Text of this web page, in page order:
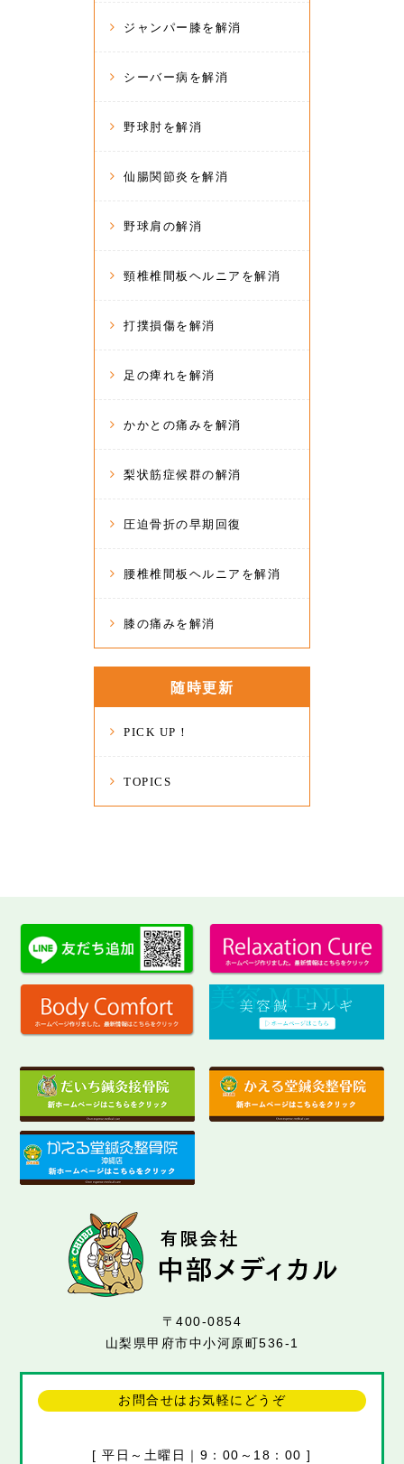
ジャンパー膝を解消
シーバー病を解消
野球肘を解消
仙腸関節炎を解消
野球肩の解消
頸椎椎間板ヘルニアを解消
打撲損傷を解消
足の痺れを解消
かかとの痛みを解消
梨状筋症候群の解消
圧迫骨折の早期回復
腰椎椎間板ヘルニアを解消
膝の痛みを解消
随時更新
PICK UP！
TOPICS
〒400-0854
山梨県甲府市中小河原町536-1
お問合せはお気軽にどうぞ
[ 平日～土曜日｜9：00～18：00 ]